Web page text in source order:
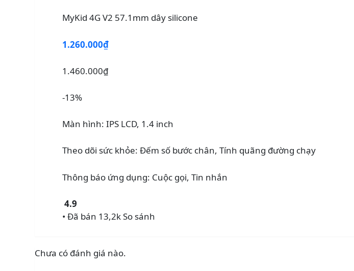
MyKid 4G V2 57.1mm dây silicone
1.260.000₫
1.460.000₫
-13%
Màn hình: IPS LCD, 1.4 inch
Theo dõi sức khỏe: Đếm số bước chân, Tính quãng đường chạy
Thông báo ứng dụng: Cuộc gọi, Tin nhắn
4.9
• Đã bán 13,2kSo sánh
Chưa có đánh giá nào.